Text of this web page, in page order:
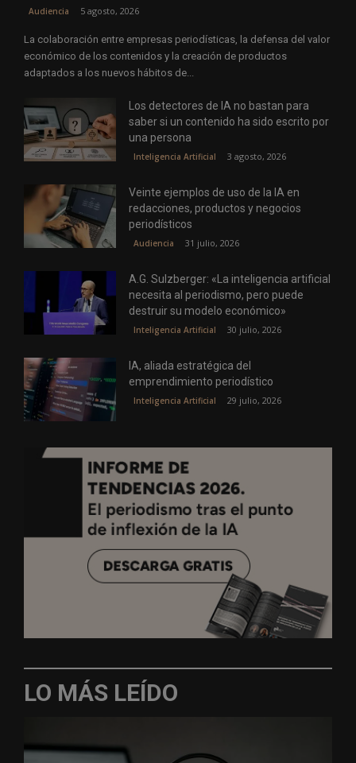
Audiencia 5 agosto, 2026
La colaboración entre empresas periodísticas, la defensa del valor
económico de los contenidos y la creación de productos
adaptados a los nuevos hábitos de...
Los detectores de IA no bastan para
saber si un contenido ha sido escrito por
una persona
Inteligencia Artificial 3 agosto, 2026
Veinte ejemplos de uso de la IA en
redacciones, productos y negocios
periodísticos
Audiencia 31 julio, 2026
A.G. Sulzberger: «La inteligencia artificial
necesita al periodismo, pero puede
destruir su modelo económico»
Inteligencia Artificial 30 julio, 2026
IA, aliada estratégica del
emprendimiento periodístico
Inteligencia Artificial 29 julio, 2026
LO MÁS LEÍDO